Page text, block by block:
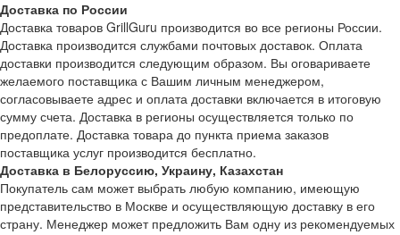
Доставка по России
Доставка товаров GrillGuru производится во все регионы России.
Доставка производится службами почтовых доставок. Оплата
доставки производится следующим образом. Вы оговариваете
желаемого поставщика с Вашим личным менеджером,
согласовываете адрес и оплата доставки включается в итоговую
сумму счета. Доставка в регионы осуществляется только по
предоплате. Доставка товара до пункта приема заказов
поставщика услуг производится бесплатно.
Доставка в Белоруссию, Украину, Казахстан
Покупатель сам может выбрать любую компанию, имеющую
представительство в Москве и осуществляющую доставку в его
страну. Менеджер может предложить Вам одну из рекомендуемых